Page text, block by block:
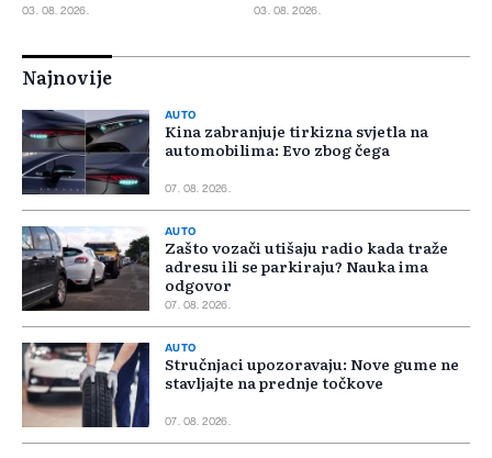
03. 08. 2026. 03. 08. 2026.
Najnovije
AUTO
Kina zabranjuje tirkizna svjetla na
automobilima: Evo zbog čega
07. 08. 2026.
AUTO
Zašto vozači utišaju radio kada traže
adresu ili se parkiraju? Nauka ima
odgovor
07. 08. 2026.
AUTO
Stručnjaci upozoravaju: Nove gume ne
stavljajte na prednje točkove
07. 08. 2026.